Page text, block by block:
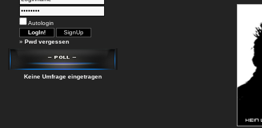
Autologin
» Pwd vergessen
Keine Umfrage eingetragen